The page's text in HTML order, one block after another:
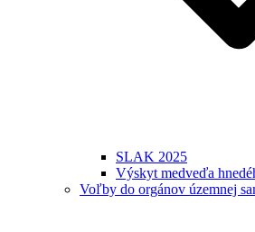
SLAK 2025
Výskyt medveďa
Voľby do orgánov územnej